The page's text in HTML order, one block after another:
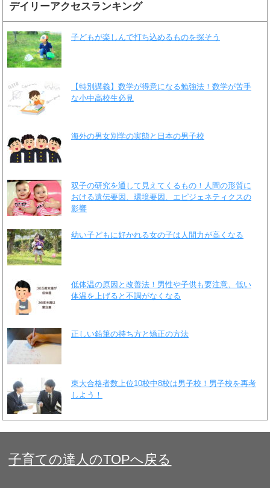
デイリーアクセスランキング
子どもが楽しんで打ち込めるものを探そう
【特別講義】数学が得意になる勉強法！数学が苦手
な小中高校生必見
海外の男女別学の実態と日本の男子校
双子の研究を通して見えてくるもの！人間の形質に
おける遺伝要因、環境要因、エピジェネティクスの
影響
幼い子どもに好かれる女の子は人間力が高くなる
低体温の原因と改善法！男性や子供も要注意、低い
体温を上げると不調がなくなる
正しい鉛筆の持ち方と矯正の方法
東大合格者数上位10校中8校は男子校！男子校を再考
しよう！
子育ての達人のTOPへ戻る